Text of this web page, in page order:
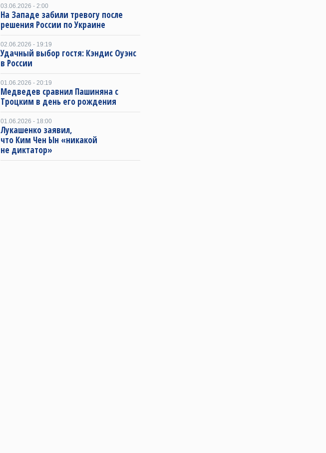
03.06.2026 - 2:00
На Западе забили тревогу после
решения России по Украине
02.06.2026 - 19:19
Удачный выбор гостя: Кэндис Оуэнс
в России
01.06.2026 - 20:19
Медведев сравнил Пашиняна с
Троцким в день его рождения
01.06.2026 - 18:00
Лукашенко заявил,
что Ким Чен Ын «никакой
не диктатор»